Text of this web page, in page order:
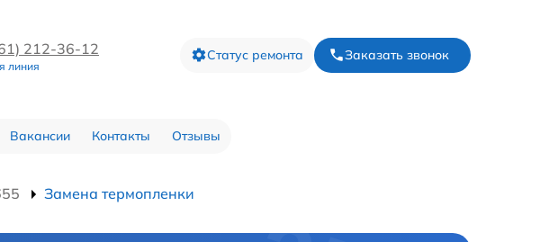
212-36-12
линия
Статус ремонта Заказать звонок
Вакансии Контакты Отзывы
Замена термопленки